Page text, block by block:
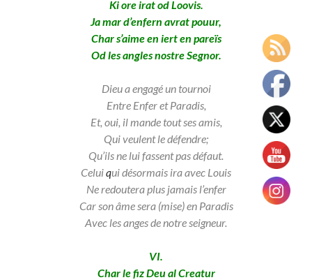
Ki ore irat od Loovis.
Ja mar d’enfern avrat pouur,
Char s’aime en iert en pareïs
Od les angles nostre Segnor.
Dieu a engagé un tournoi
Entre Enfer et Paradis,
Et, oui, il mande tout ses amis,
Qui veulent le défendre;
Qu’ils ne lui fassent pas défaut.
Celuiqui désormais ira avec Louis
Ne redoutera plus jamais l’enfer
Car son âme sera (mise) en Paradis
Avec les anges de notre seigneur.
VI.
Char le fiz Deu al Creatur